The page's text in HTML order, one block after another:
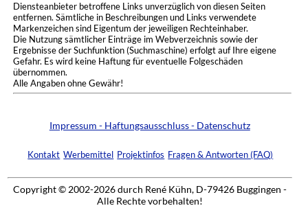
Diensteanbieter betroffene Links unverzüglich von diesen Seiten
entfernen. Sämtliche in Beschreibungen und Links verwendete
Markenzeichen sind Eigentum der jeweiligen Rechteinhaber.
Die Nutzung sämtlicher Einträge im Webverzeichnis sowie der
Ergebnisse der Suchfunktion (Suchmaschine) erfolgt auf Ihre eigene
Gefahr. Es wird keine Haftung für eventuelle Folgeschäden
übernommen.
Alle Angaben ohne Gewähr!
Impressum - Haftungsausschluss - Datenschutz
Kontakt Werbemittel Projektinfos Fragen & Antworten (FAQ)
Copyright © 2002-2026 durch René Kühn, D-79426 Buggingen -
Alle Rechte vorbehalten!